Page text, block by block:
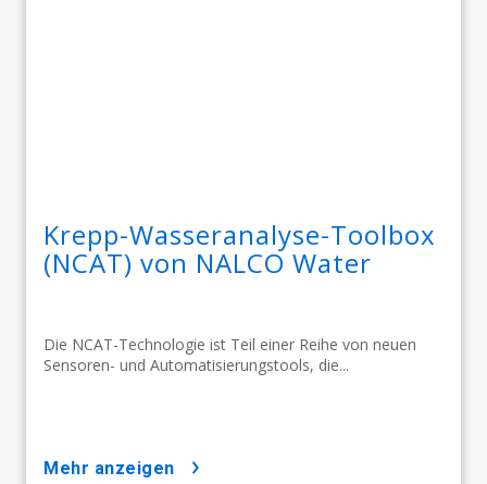
Krepp-Wasseranalyse-Toolbox
(NCAT) von NALCO Water
Die NCAT-Technologie ist Teil einer Reihe von neuen
Sensoren- und Automatisierungstools, die...
mehr anzeigen